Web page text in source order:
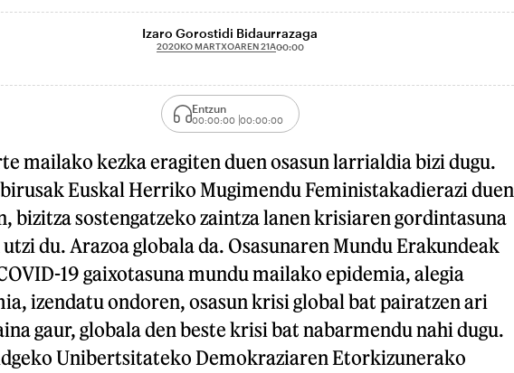
Izaro Gorostidi Bidaurrazaga
2020KO MARTXOAREN 21A00:00
Entzun
00:00:00 00:00:00
mailako kezka eragiten duen osasun larrialdia bizi dugu.
Euskal Herriko Mugimendu Feministakadierazi duen
bizitza sostengatzeko zaintza lanen krisiaren gordintasuna
du. Arazoa globala da. Osasunaren Mundu Erakundeak
19 gaixotasuna mundu mailako epidemia, alegia
izendatu ondoren, osasun krisi global bat pairatzen ari
gaur, globala den beste krisi bat nabarmendu nahi dugu.
Unibertsitateko Demokraziaren Etorkizunerako